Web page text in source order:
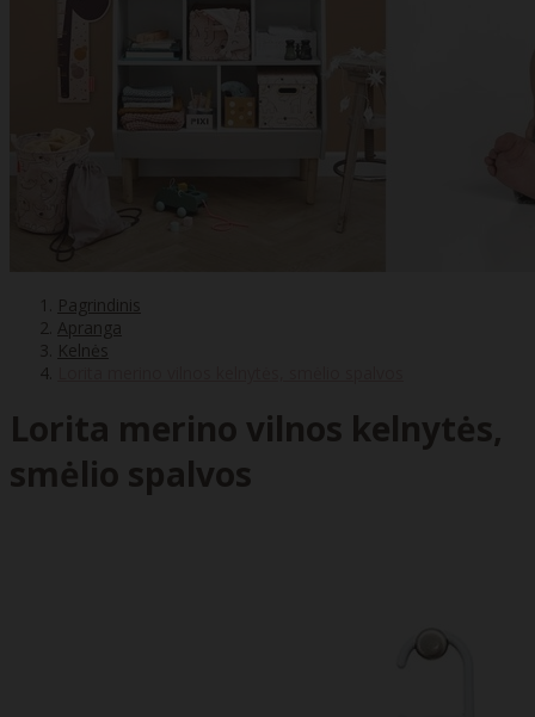
Pagrindinis
Apranga
Kelnės
Lorita merino vilnos kelnytės,
smėlio spalvos